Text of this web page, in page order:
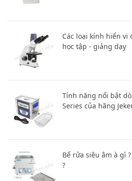
Các loại kính hiển
học tập - giảng dạy
Tính năng nổi bật
Series của hãng
Bể rửa siêu âm à gì
?